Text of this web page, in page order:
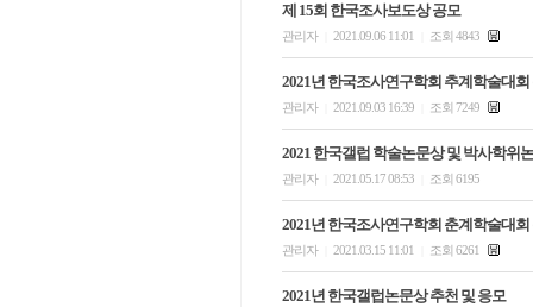
제 15회 한국조사보도상 공모
관리자 2021.09.06 11:01 조회 4843
2021년 한국조사연구학회 추계학술대회
관리자 2021.09.03 16:39 조회 7249
2021 한국갤럽 학술논문상 및 박사학위
관리자 2021.05.17 08:53 조회 6195
2021년 한국조사연구학회 춘계학술대회
관리자 2021.03.15 11:01 조회 6261
2021년 한국갤럽논문상 추천 및 응모